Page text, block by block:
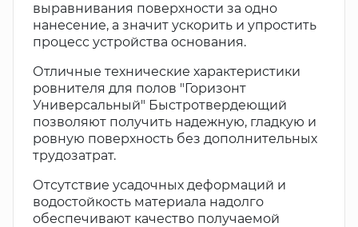
выравнивания поверхности за одно
нанесение, а значит ускорить и упростить
процесс устройства основания.
Отличные технические характеристики
ровнителя для полов "Горизонт
Универсальный" Быстротвердеющий
позволяют получить надежную, гладкую и
ровную поверхность без дополнительных
трудозатрат.
Отсутствие усадочных деформаций и
водостойкость материала надолго
обеспечивают качество получаемой